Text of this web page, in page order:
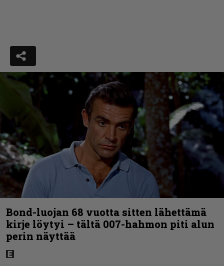
Bond-luojan 68 vuotta sitten lähettämä
kirje löytyi – tältä 007-hahmon piti alun
perin näyttää